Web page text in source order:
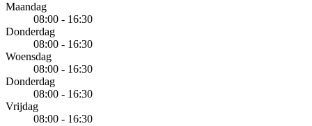
Maandag
08:00 - 16:30
Donderdag
08:00 - 16:30
Woensdag
08:00 - 16:30
Donderdag
08:00 - 16:30
Vrijdag
08:00 - 16:30